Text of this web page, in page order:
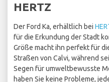
HERTZ
Der Ford Ka, erhältlich bei
für die Erkundung der Stadt
Größe macht ihn perfekt für
Straßen von Calvi, während
Segen für umweltbewusste
haben Sie keine Probleme,